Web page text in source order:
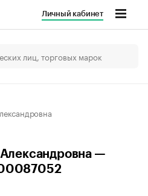
Личный кабинет
—